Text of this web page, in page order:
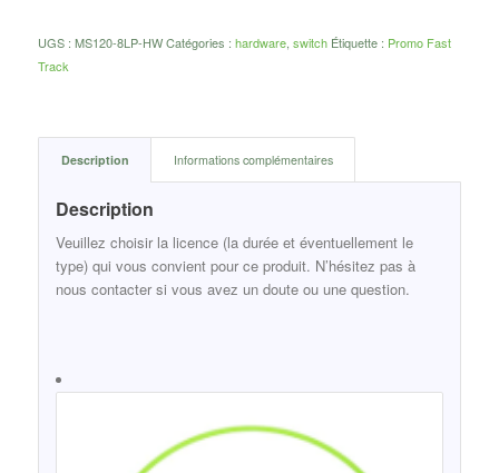
UGS : MS120-8LP-HW Catégories : hardware, switch Étiquette : Promo Fast
Track
Description Informations complémentaires
Description
Veuillez choisir la licence (la durée et éventuellement le
type) qui vous convient pour ce produit. N’hésitez pas à
nous contacter si vous avez un doute ou une question.